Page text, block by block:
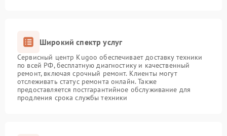
Широкий спектр услуг
Сервисный центр Kugoo обеспечивает доставку техники
по всей РФ, бесплатную диагностику и качественный
ремонт, включая срочный ремонт. Клиенты могут
отслеживать статус ремонта онлайн. Также
предоставляется постгарантийное обслуживание для
продления срока службы техники